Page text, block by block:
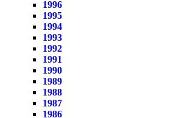
1996
1995
1994
1993
1992
1991
1990
1989
1988
1987
1986